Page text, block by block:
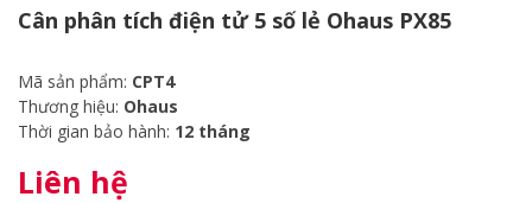
Cân phân tích điện tử 5 số lẻ Ohaus PX85
Mã sản phẩm: CPT4
Thương hiệu: Ohaus
Thời gian bảo hành: 12 tháng
Liên hệ